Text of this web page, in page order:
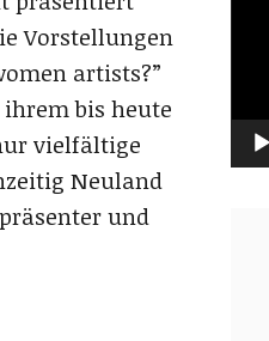
Vorstellungen
artists?”
bis heute
vielfältige
Neuland
und